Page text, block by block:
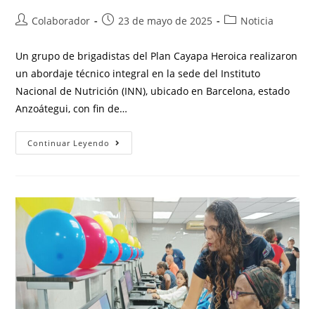
Colaborador 23 de mayo de 2025 Noticia
Un grupo de brigadistas del Plan Cayapa Heroica realizaron
un abordaje técnico integral en la sede del Instituto
Nacional de Nutrición (INN), ubicado en Barcelona, estado
Anzoátegui, con fin de…
Continuar Leyendo